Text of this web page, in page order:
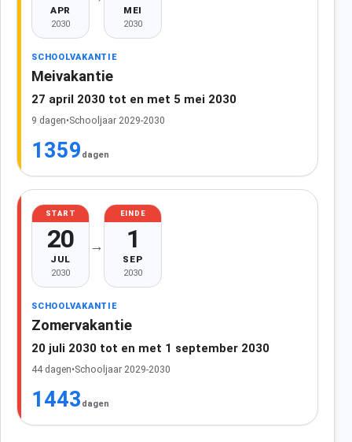
APR
2030
MEI
2030
SCHOOLVAKANTIE
Meivakantie
27 april 2030 tot en met 5 mei 2030
9 dagen•Schooljaar 2029-2030
1359 dagen
START
20
JUL
2030
→
EINDE
1
SEP
2030
SCHOOLVAKANTIE
Zomervakantie
20 juli 2030 tot en met 1 september 2030
44 dagen•Schooljaar 2029-2030
1443 dagen